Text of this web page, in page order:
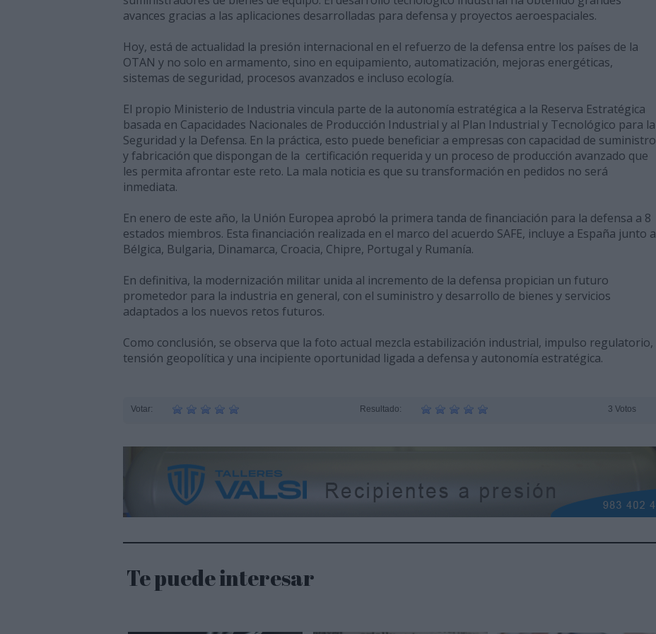
avances gracias a las aplicaciones desarrolladas para defensa y proyectos aeroespaciales.
Hoy, está de actualidad la presión internacional en el refuerzo de la defensa entre los países de la
OTAN y no solo en armamento, sino en equipamiento, automatización, mejoras energéticas,
sistemas de seguridad, procesos avanzados e incluso ecología.
El propio Ministerio de Industria vincula parte de la autonomía estratégica a la Reserva Estratégica
basada en Capacidades Nacionales de Producción Industrial y al Plan Industrial y Tecnológico para la
Seguridad y la Defensa. En la práctica, esto puede beneficiar a empresas con capacidad de suministro
y fabricación que dispongan de la certificación requerida y un proceso de producción avanzado que
les permita afrontar este reto. La mala noticia es que su transformación en pedidos no será
inmediata.
En enero de este año, la Unión Europea aprobó la primera tanda de financiación para la defensa a 8
estados miembros. Esta financiación realizada en el marco del acuerdo SAFE, incluye a España junto a
Bélgica, Bulgaria, Dinamarca, Croacia, Chipre, Portugal y Rumanía.
En definitiva, la modernización militar unida al incremento de la defensa propician un futuro
prometedor para la industria en general, con el suministro y desarrollo de bienes y servicios
adaptados a los nuevos retos futuros.
Como conclusión, se observa que la foto actual mezcla estabilización industrial, impulso regulatorio,
tensión geopolítica y una incipiente oportunidad ligada a defensa y autonomía estratégica.
Votar: Resultado: 3 Votos
Te puede interesar